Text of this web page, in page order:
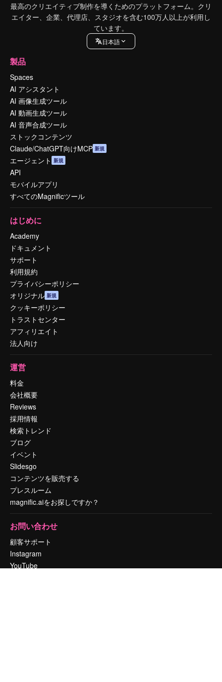
最高のクリエイティブ制作を導くためのプラットフォーム。クリ
エイター、企業、代理店、スタジオを含む100万人以上が利用し
ています。
日本語
製品
Spaces
AI アシスタント
AI 画像生成ツール
AI 動画生成ツール
AI 音声合成ツール
ストックコンテンツ
Claude/ChatGPT向けMCP 新規
エージェント 新規
API
モバイルアプリ
すべてのMagnificツール
はじめに
Academy
ドキュメント
サポート
利用規約
プライバシーポリシー
オリジナル 新規
クッキーポリシー
トラストセンター
アフィリエイト
法人向け
運営
料金
会社概要
Reviews
採用情報
検索トレンド
ブログ
イベント
Slidesgo
コンテンツを販売する
プレスルーム
magnific.aiをお探しですか？
お問い合わせ
顧客サポート
Instagram
YouTube